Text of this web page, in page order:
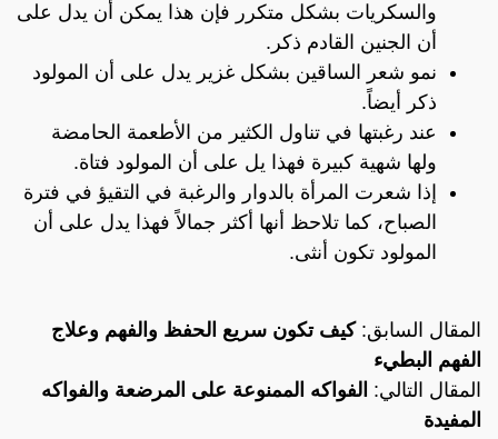
والسكريات بشكل متكرر فإن هذا يمكن أن يدل على
أن الجنين القادم ذكر.
نمو شعر الساقين بشكل غزير يدل على أن المولود
ذكر أيضاً.
عند رغبتها في تناول الكثير من الأطعمة الحامضة
ولها شهية كبيرة فهذا يل على أن المولود فتاة.
إذا شعرت المرأة بالدوار والرغبة في التقيؤ في فترة
الصباح، كما تلاحظ أنها أكثر جمالاً فهذا يدل على أن
المولود تكون أنثى.
المقال السابق:كيف تكون سريع الحفظ والفهم وعلاج
الفهم البطيء
المقال التالي: الفواكه الممنوعة على المرضعة والفواكه
المفيدة